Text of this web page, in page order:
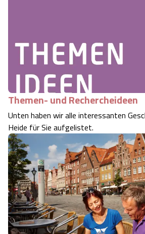
Themen- und Rechercheideen
Unten haben wir alle interessanten
Heide für Sie aufgelistet.